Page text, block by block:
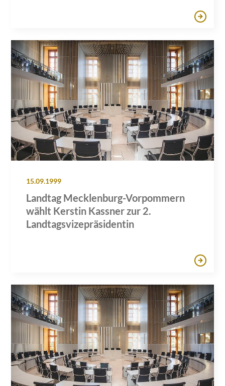
15.09.1999
Landtag Mecklenburg-Vorpommern
wählt Kerstin Kassner zur 2.
Landtagsvizepräsidentin